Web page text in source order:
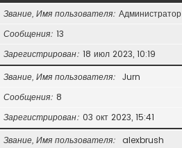
Звание, Имя пользователя Администратор
Сообщения 13
Зарегистрирован 18 июл 2023, 10:19
Звание, Имя пользователя
Jurn
Сообщения 8
Зарегистрирован 03 окт 2023, 15:41
Звание, Имя пользователя
alexbrush